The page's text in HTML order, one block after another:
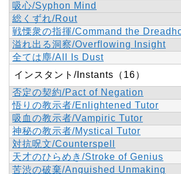
吸心/Syphon Mind
総くずれ/Rout
戦慄衆の指揮/Command the
溢れ出る洞察/Overflowing Insight
全ては塵/All Is Dust
インスタント/Instants（16）
否定の契約/Pact of Negation
悟りの教示者/Enlightened Tutor
吸血の教示者/Vampiric Tutor
神秘の教示者/Mystical Tutor
対抗呪文/Counterspell
天才のひらめき/Stroke of Genius
苦渋の破棄/Anguished Unmaking